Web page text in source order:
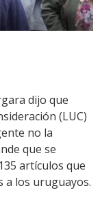
dijo que
(LUC)
no la
que se
artículos que
a los uruguayos.